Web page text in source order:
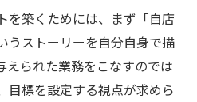
ための具体的なマインド
転換とマインドセットの
を築くためには、まず「自店
うストーリーを自分自身で描
えられた業務をこなすのでは
目標を設定する視点が求めら